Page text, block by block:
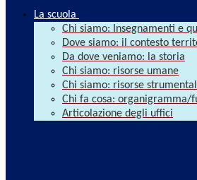
La scuola
Chi siamo: Insegnamenti e
Dove siamo: il contesto
Da dove veniamo: la storia
Chi siamo: risorse umane
Chi siamo: risorse
Chi fa cosa: organigramma/
Articolazione degli uffici